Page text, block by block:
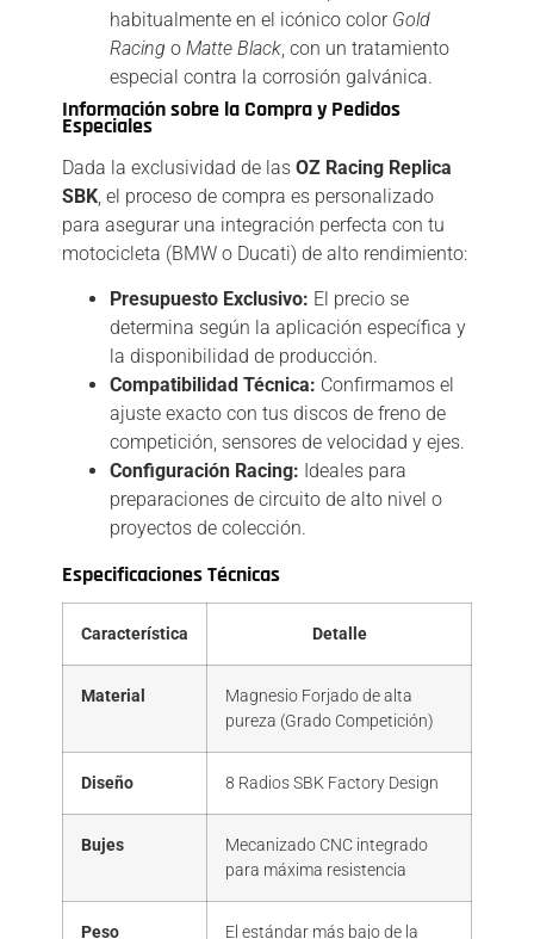
habitualmente en el icónico color Gold
Racing o Matte Black, con un tratamiento
especial contra la corrosión galvánica.
Información sobre la Compra y Pedidos
Especiales
Dada la exclusividad de las OZ Racing Replica
SBK, el proceso de compra es personalizado
para asegurar una integración perfecta con tu
motocicleta (BMW o Ducati) de alto rendimiento:
Presupuesto Exclusivo: El precio se
determina según la aplicación específica y
la disponibilidad de producción.
Compatibilidad Técnica: Confirmamos el
ajuste exacto con tus discos de freno de
competición, sensores de velocidad y ejes.
Configuración Racing: Ideales para
preparaciones de circuito de alto nivel o
proyectos de colección.
Especificaciones Técnicas
Característica Detalle
Material
Magnesio Forjado de alta
pureza (Grado Competición)
Diseño 8 Radios SBK Factory Design
Bujes
Mecanizado CNC integrado
para máxima resistencia
Peso
El estándar más bajo de la